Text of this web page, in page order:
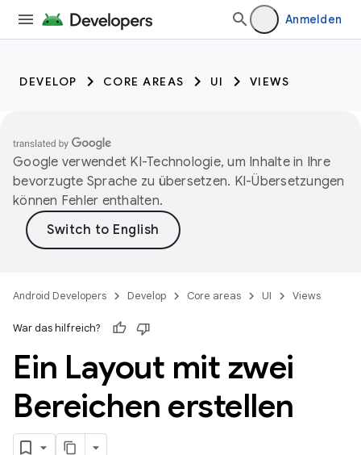
Anmelden
DEVELOP CORE AREAS UI VIEWS
Google verwendet KI-Technologie, um Inhalte in Ihre
bevorzugte Sprache zu übersetzen. KI-Übersetzungen
können Fehler enthalten.
Android Developers Develop Core areas UI Views
War das hilfreich?
Ein Layout mit zwei
Bereichen erstellen